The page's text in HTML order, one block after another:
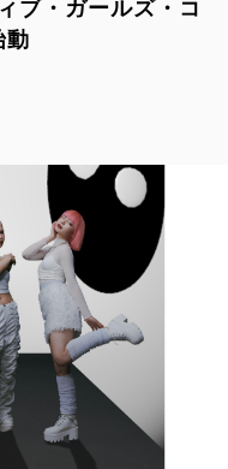
ブ・ガールズ・コ
動